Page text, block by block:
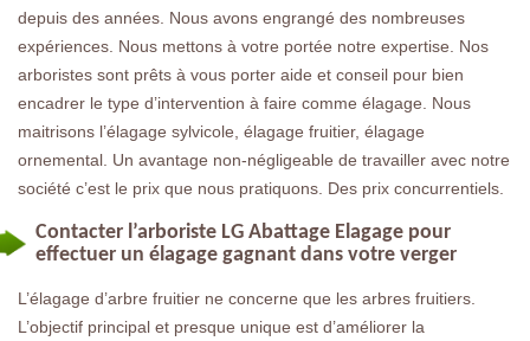
depuis des années. Nous avons engrangé des nombreuses
expériences. Nous mettons à votre portée notre expertise. Nos
arboristes sont prêts à vous porter aide et conseil pour bien
encadrer le type d’intervention à faire comme élagage. Nous
maitrisons l’élagage sylvicole, élagage fruitier, élagage
ornemental. Un avantage non-négligeable de travailler avec notre
société c’est le prix que nous pratiquons. Des prix concurrentiels.
Contacter l’arboriste LG Abattage Elagage pour
effectuer un élagage gagnant dans votre verger
L’élagage d’arbre fruitier ne concerne que les arbres fruitiers.
L’objectif principal et presque unique est d’améliorer la